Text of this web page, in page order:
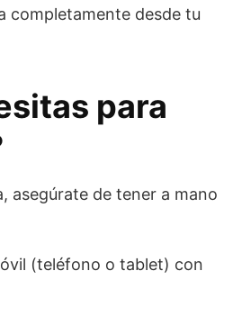
completamente desde tu
para
asegúrate de tener a mano
(teléfono o tablet) con